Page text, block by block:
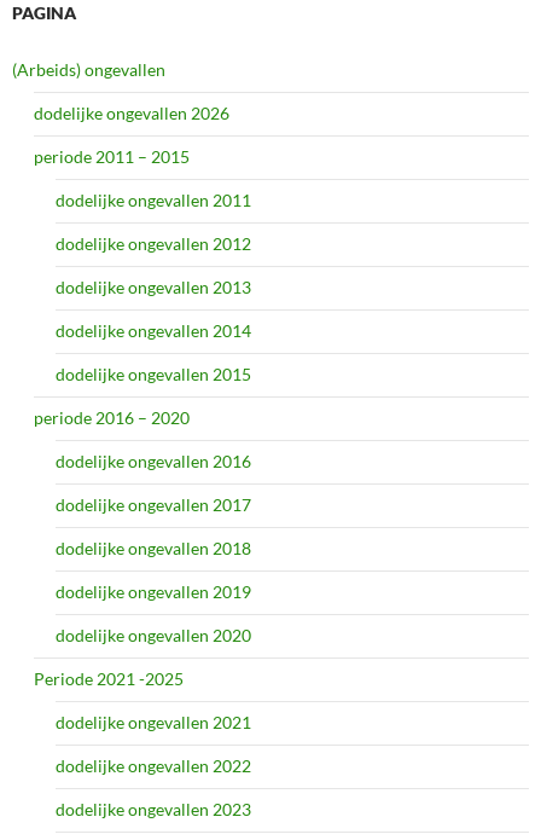
PAGINA
(Arbeids) ongevallen
dodelijke ongevallen 2026
periode 2011 – 2015
dodelijke ongevallen 2011
dodelijke ongevallen 2012
dodelijke ongevallen 2013
dodelijke ongevallen 2014
dodelijke ongevallen 2015
periode 2016 – 2020
dodelijke ongevallen 2016
dodelijke ongevallen 2017
dodelijke ongevallen 2018
dodelijke ongevallen 2019
dodelijke ongevallen 2020
Periode 2021 -2025
dodelijke ongevallen 2021
dodelijke ongevallen 2022
dodelijke ongevallen 2023